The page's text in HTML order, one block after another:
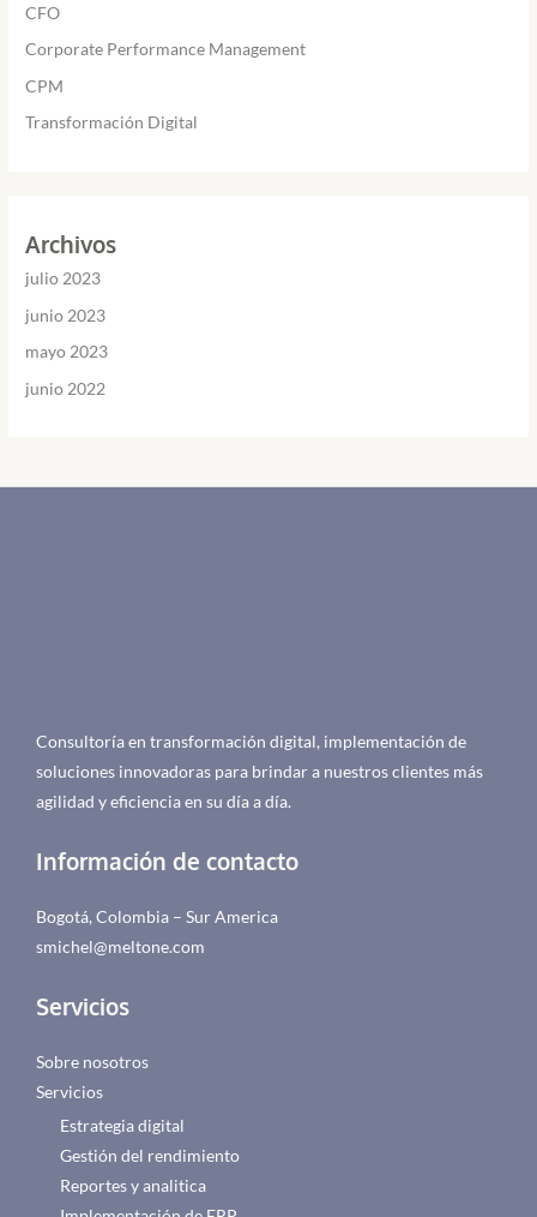
CFO
Corporate Performance Management
CPM
Transformación Digital
Archivos
julio 2023
junio 2023
mayo 2023
junio 2022
Consultoría en transformación digital, implementación de
soluciones innovadoras para brindar a nuestros clientes más
agilidad y eficiencia en su día a día.
Información de contacto
Bogotá, Colombia – Sur America
smichel@meltone.com
Servicios
Sobre nosotros
Servicios
Estrategia digital
Gestión del rendimiento
Reportes y analitica